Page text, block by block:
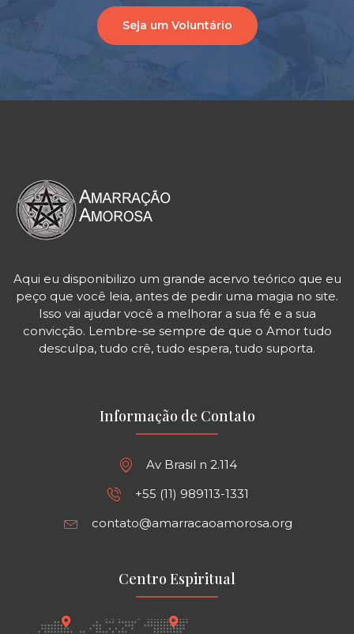
Seja um Voluntário
Aqui eu disponibilizo um grande acervo teórico que eu
peço que você leia, antes de pedir uma magia no site.
Isso vai ajudar você a melhorar a sua fé e a sua
convicção. Lembre-se sempre de que o Amor tudo
desculpa, tudo crê, tudo espera, tudo suporta.
Informação de Contato
Av Brasil n 2.114
+55 (11) 989113-1331
contato@amarracaoamorosa.org
Centro Espiritual